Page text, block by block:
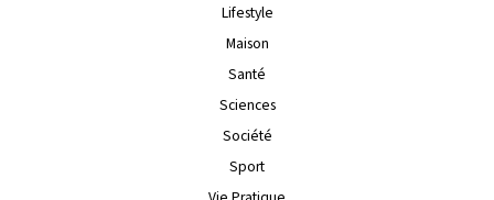
Lifestyle
Maison
Santé
Sciences
Société
Sport